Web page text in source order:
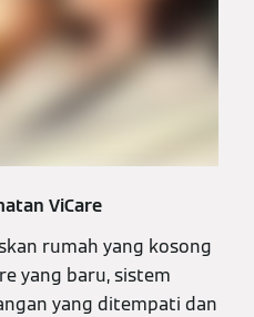
ViCare
rumah yang kosong
yang baru, sistem
yang ditempati dan